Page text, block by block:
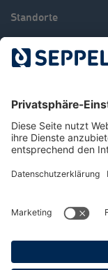
Standorte
Kontakt
© 2026 Seppeler
Datenschutz